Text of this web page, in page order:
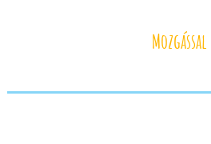
Mozgással